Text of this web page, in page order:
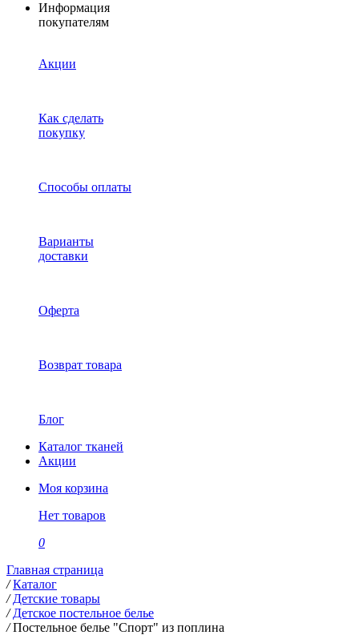
Информация
покупателям
Акции
Как сделать
покупку
Способы оплаты
Варианты
доставки
Оферта
Возврат товара
Блог
Каталог тканей
Акции
Моя корзина
Нет товаров
0
Главная страница
/ Каталог
/ Детские товары
/ Детское постельное белье
/ Постельное белье "Спорт" из поплина